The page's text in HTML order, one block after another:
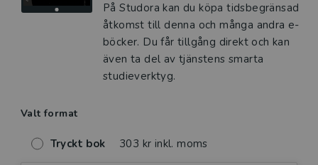
På Studora kan du köpa tidsbegränsad
åtkomst till denna och många andra e-
böcker. Du får tillgång direkt och kan
även ta del av tjänstens smarta
studieverktyg.
Valt format
Tryckt bok 303 kr inkl. moms